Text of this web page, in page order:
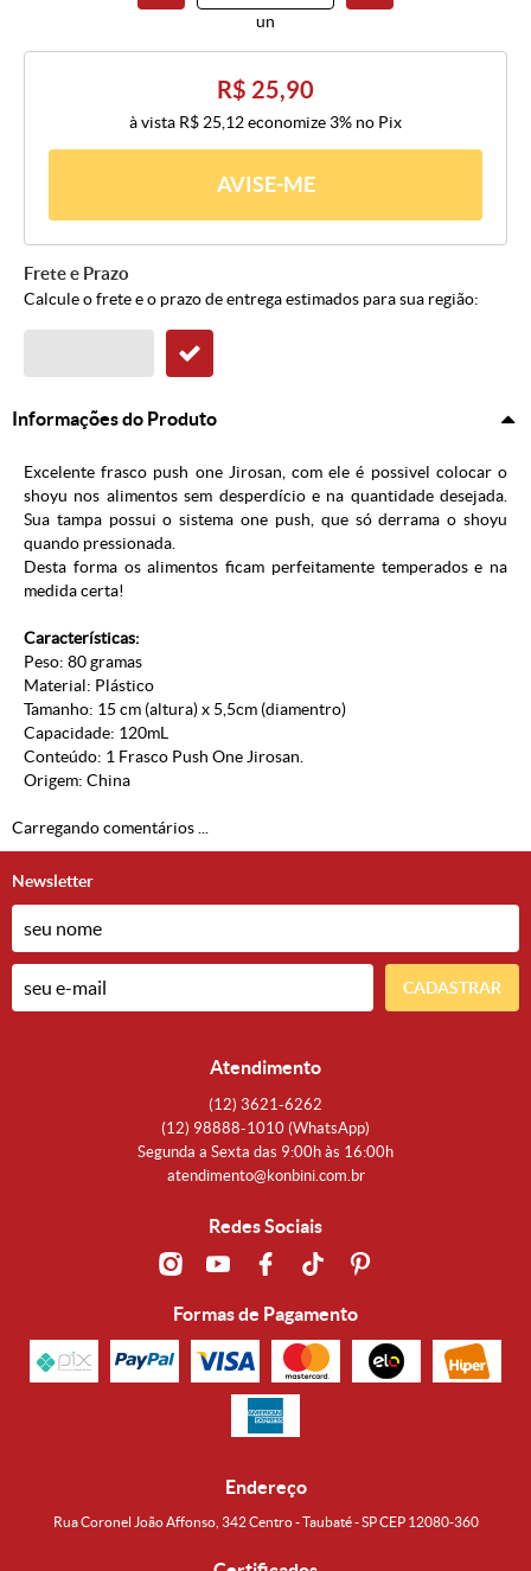
un
R$ 25,90
à vista R$ 25,12economize 3% no Pix
AVISE-ME
Frete e Prazo
Calcule o frete e o prazo de entrega estimados para sua região:
Informações do Produto
Excelente frasco push one Jirosan, com ele é possivel colocar o
shoyu nos alimentos sem desperdício e na quantidade desejada.
Sua tampa possui o sistema one push, que só derrama o shoyu
quando pressionada.
Desta forma os alimentos ficam perfeitamente temperados e na
medida certa!
Características:
Peso: 80 gramas
Material: Plástico
Tamanho: 15 cm (altura) x 5,5cm (diamentro)
Capacidade: 120mL
Conteúdo: 1 Frasco Push One Jirosan.
Origem: China
Carregando comentários ...
Newsletter
CADASTRAR
Atendimento
(12) 3621-6262
(12) 98888-1010 (WhatsApp)
Segunda a Sexta das 9:00h às 16:00h
atendimento@konbini.com.br
Redes Sociais
Formas de Pagamento
Endereço
Rua Coronel João Affonso, 342 Centro - Taubaté - SP CEP 12080-360